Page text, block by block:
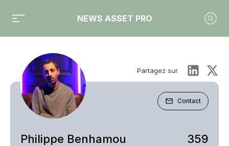
NEWS ASSET PRO
Partagez sur
Contact
Philippe Benhamou 359